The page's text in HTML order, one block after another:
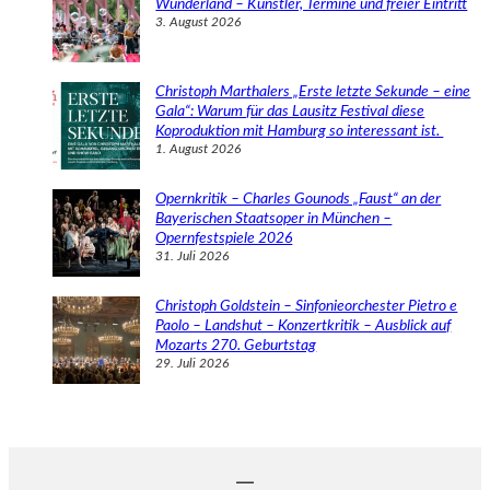
Wunderland – Künstler, Termine und freier Eintritt
3. August 2026
Christoph Marthalers „Erste letzte Sekunde – eine
Gala“: Warum für das Lausitz Festival diese
Koproduktion mit Hamburg so interessant ist.
1. August 2026
Opernkritik – Charles Gounods „Faust“ an der
Bayerischen Staatsoper in München –
Opernfestspiele 2026
31. Juli 2026
Christoph Goldstein – Sinfonieorchester Pietro e
Paolo – Landshut – Konzertkritik – Ausblick auf
Mozarts 270. Geburtstag
29. Juli 2026